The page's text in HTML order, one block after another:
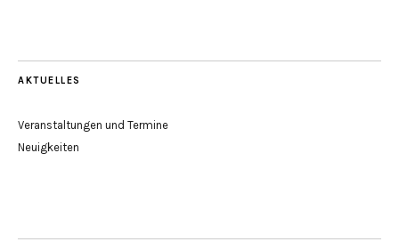
AKTUELLES
Veranstaltungen und Termine
Neuigkeiten